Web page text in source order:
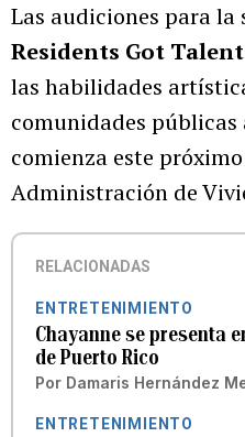
Las audiciones para la
Residents Got
las habilidades
comunidades
comienza este
Administración de
RELACIONADAS
ENTRETENIMIENTO
Chayanne se presenta
de Puerto Rico
Por Damaris Hernández
ENTRETENIMIENTO